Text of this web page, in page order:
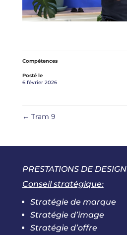
Compétences
Posté le
6 février 2026
← Tram 9
PRESTATIONS DE DESIGN
Conseil stratégique:
Stratégie de marque
Stratégie d’image
Stratégie d’offre